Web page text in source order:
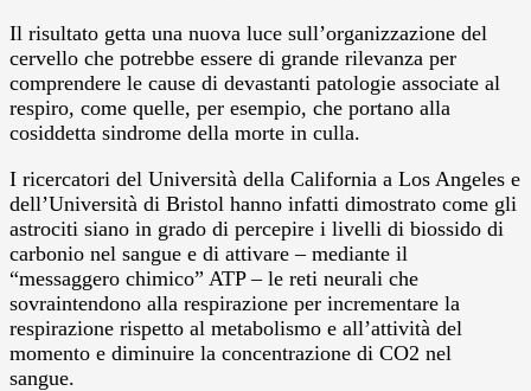
Il risultato getta una nuova luce sull’organizzazione del
cervello che potrebbe essere di grande rilevanza per
comprendere le cause di devastanti patologie associate al
respiro, come quelle, per esempio, che portano alla
cosiddetta sindrome della morte in culla.
I ricercatori del Università della California a Los Angeles e
dell’Università di Bristol hanno infatti dimostrato come gli
astrociti siano in grado di percepire i livelli di biossido di
carbonio nel sangue e di attivare – mediante il
“messaggero chimico” ATP – le reti neurali che
sovraintendono alla respirazione per incrementare la
respirazione rispetto al metabolismo e all’attività del
momento e diminuire la concentrazione di CO2 nel
sangue.